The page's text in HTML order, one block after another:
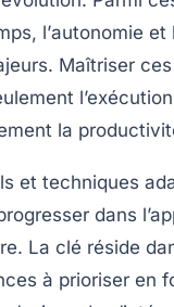
, l’autonomie et
Maîtriser
la
et techniques
dans
. La clé réside
à prioriser en